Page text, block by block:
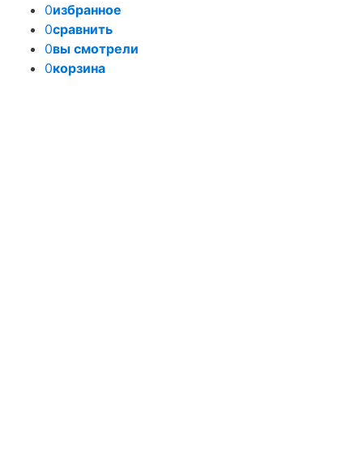
0избранное
0сравнить
0вы смотрели
0корзина